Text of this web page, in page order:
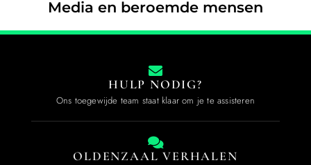
Media en beroemde mensen
HULP NODIG?
Ons toegewijde team staat klaar om je te assisteren
OLDENZAAL VERHALEN